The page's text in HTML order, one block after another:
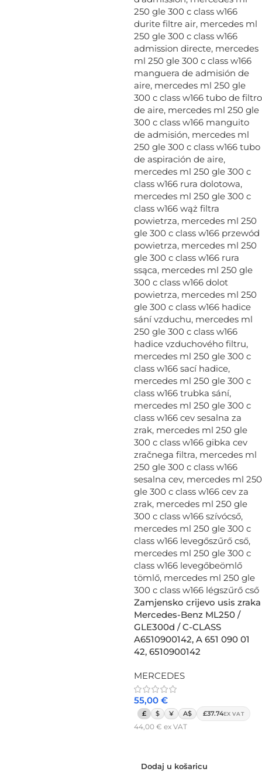
Zamjensko crijevo usis zraka
Mercedes-Benz ML250 /
GLE300d / C-CLASS
A6510900142, A 651 090 01
42, 6510900142
MERCEDES
55,00 €
£ $ ¥ A$ £37.74EX VAT
44,00 € ex VAT
Dodaj u košaricu